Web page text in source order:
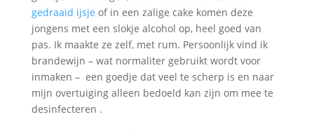
gedraaid ijsje of in een zalige cake komen deze
jongens met een slokje alcohol op, heel goed van
pas. Ik maakte ze zelf, met rum. Persoonlijk vind ik
brandewijn – wat normaliter gebruikt wordt voor
inmaken – een goedje dat veel te scherp is en naar
mijn overtuiging alleen bedoeld kan zijn om mee te
desinfecteren .